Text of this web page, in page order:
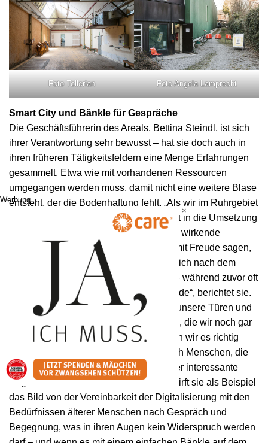
Foto Tollerian Foto Angela Lamprecht
Smart City und Bänkle für Gespräche
Die Geschäftsführerin des Areals, Bettina Steindl, ist sich
ihrer Verantwortung sehr bewusst – hat sie doch auch in
ihren früheren Tätigkeitsfeldern eine Menge Erfahrungen
gesammelt. Etwa wie mit vorhandenen Ressourcen
umgegangen werden muss, damit nicht eine weitere Blase
entsteht, der die Bodenhaftung fehlt. „Als wir im Ruhrgebiet
mit den EU-Geldern zur Kulturhauptstadt in die Umsetzung
gingen, war es enorm wichtig, langfristig wirkende
Strukturen aufzubauen. Und wir dürfen mit Freude sagen,
dass die Leute in Nordrhein-Westfalen sich nach dem
Projekt zu ihrer Region bekannt haben – während zuvor oft
Düsseldorf als Herkunftsort genannt wurde“, berichtet sie.
„Wenn es uns auch in Dornbirn gelingt, unsere Türen und
Veranstaltungen zu öffnen für Menschen, die wir noch gar
nicht auf dem Schirm haben, dann haben wir es richtig
gemacht“, sagt sie auf die Frage, ob auch Menschen, die
nicht in der Kreativwirtschaft arbeiten hier interessante
Angebote vorfinden werden. Sofort entwirft sie als Beispiel
das Bild von der Vereinbarkeit der Digitalisierung mit den
Bedürfnissen älterer Menschen nach Gespräch und
Begegnung, was in ihren Augen kein Widerspruch werden
Werbung
×